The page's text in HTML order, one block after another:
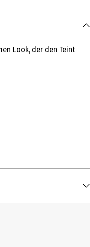
Look, der den Teint